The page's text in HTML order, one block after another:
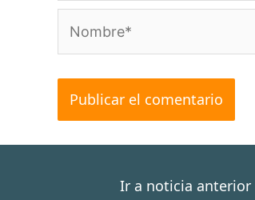
Ir a noticia anterior